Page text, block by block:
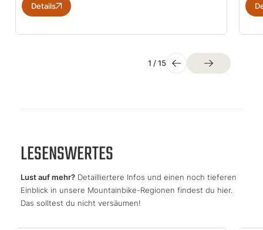
Details
1 /15
LESENSWERTES
Lust auf mehr? Detailliertere Infos und einen noch tieferen
Einblick in unsere Mountainbike-Regionen findest du hier.
Das solltest du nicht versäumen!